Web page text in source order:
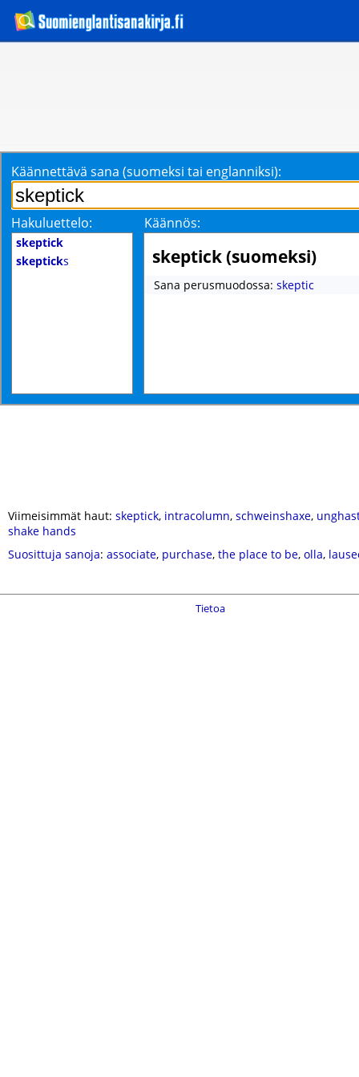
Käännettävä sana (suomeksi tai englanniksi):
Hakuluettelo: Käännös:
skeptick
skepticks skeptick (suomeksi)
Sana perusmuodossa: skeptic
Viimeisimmät haut: skeptick, intracolumn, schweinshaxe,
shake hands
Suosittuja sanoja: associate, purchase, the place to be, olla,
Tietoa